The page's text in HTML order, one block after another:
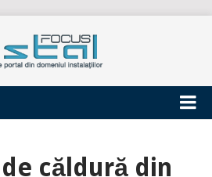
căldură din